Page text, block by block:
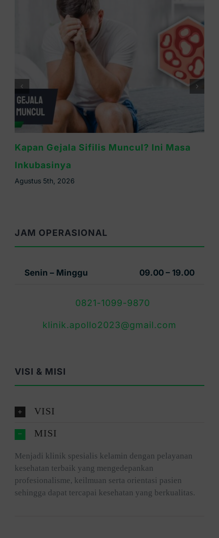
Waspada Sifilis Bintik Merah di Telapak
Tangan, Ini Cirinya
Agustus 4th, 2026
JAM OPERASIONAL
Senin – Minggu 09.00 – 19.00
0821-1099-9870
klinik.apollo2023@gmail.com
VISI & MISI
VISI
MISI
Menjadi klinik spesialis kelamin dengan pelayanan
kesehatan terbaik yang mengedepankan
profesionalisme, keilmuan serta orientasi pasien
sehingga dapat tercapai kesehatan yang berkualitas.